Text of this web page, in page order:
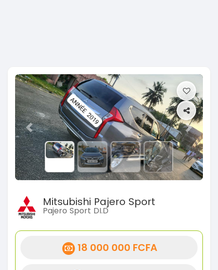
Previous Next
Mitsubishi Pajero Sport
Pajero Sport DI.D
18 000 000 FCFA